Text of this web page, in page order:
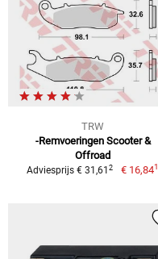
TRW
-Remvoeringen Scooter &
Offroad
Adviesprijs € 31,612 € 16,841